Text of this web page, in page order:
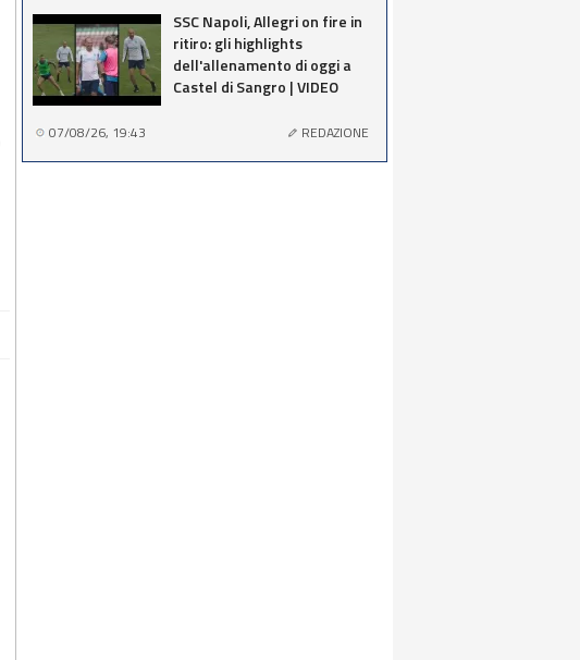
SSC Napoli, Allegri on fire in
ritiro: gli highlights
dell'allenamento di oggi a
Castel di Sangro | VIDEO
07/08/26, 19:43 REDAZIONE